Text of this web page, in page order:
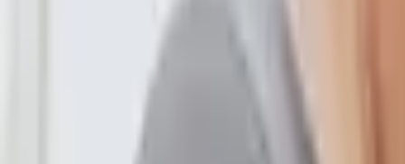
生活中不能缺少愛情的你怎麼了